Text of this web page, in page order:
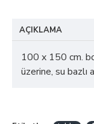
AÇIKLAMA
100 x 150 cm.
üzerine, su bazlı